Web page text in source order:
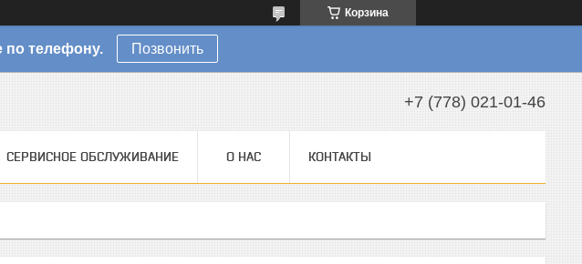
Корзина
по телефону. Позвонить
+7 (778) 021-01-46
СЕРВИСНОЕ ОБСЛУЖИВАНИЕ О НАС КОНТАКТЫ